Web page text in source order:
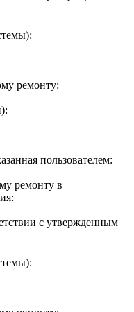
ремонту:
пользователем:
ремонту в
с утвержденным